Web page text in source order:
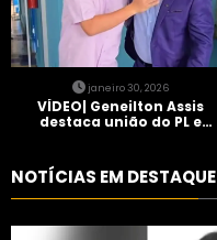
janeiro 30, 2026
VÍDEO| Geneilton Assis
destaca união do PL e
NOTÍCIAS EM DESTAQUE